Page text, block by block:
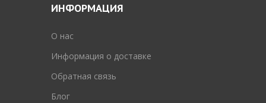
ИНФОРМАЦИЯ
O нас
Информация о доставке
Обратная связь
Блог